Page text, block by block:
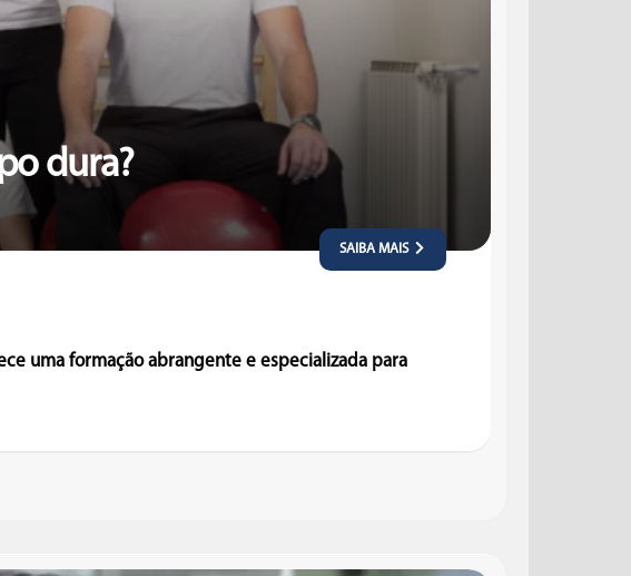
dura?
SAIBA MAIS
uma formação abrangente e especializada para